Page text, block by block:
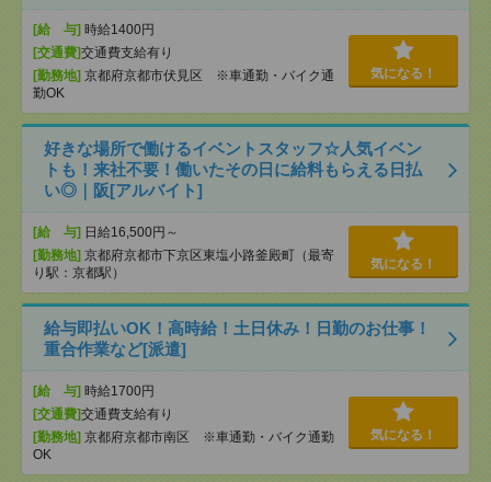
[給 与] 時給1400円
[交通費]交通費支給有り
[勤務地] 京都府京都市伏見区 ※車通勤・バイク通
勤OK
気になる！
好きな場所で働けるイベントスタッフ☆人気イベン
トも！来社不要！働いたその日に給料もらえる日払
い◎｜阪[アルバイト]
[給 与] 日給16,500円～
[勤務地] 京都府京都市下京区東塩小路釜殿町（最寄
り駅：京都駅）
気になる！
給与即払いOK！高時給！土日休み！日勤のお仕事！
重合作業など[派遣]
[給 与] 時給1700円
[交通費]交通費支給有り
[勤務地] 京都府京都市南区 ※車通勤・バイク通勤
OK
気になる！